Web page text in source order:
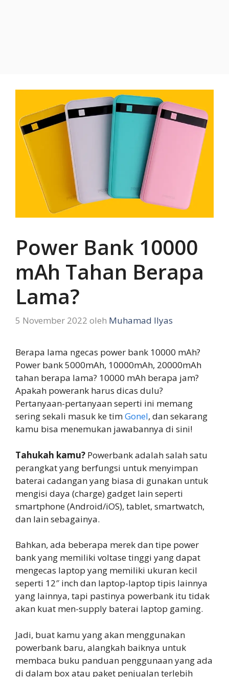
Power Bank 10000
mAh Tahan Berapa
Lama?
5 November 2022 oleh Muhamad Ilyas
Berapa lama ngecas power bank 10000 mAh?
Power bank 5000mAh, 10000mAh, 20000mAh
tahan berapa lama? 10000 mAh berapa jam?
Apakah powerank harus dicas dulu?
Pertanyaan-pertanyaan seperti ini memang
sering sekali masuk ke timGonel, dan sekarang
kamu bisa menemukan jawabannya di sini!
Tahukah kamu? Powerbank adalah salah satu
perangkat yang berfungsi untuk menyimpan
baterai cadangan yang biasa di gunakan untuk
mengisi daya (charge) gadget lain seperti
smartphone (Android/iOS), tablet, smartwatch,
dan lain sebagainya.
Bahkan, ada beberapa merek dan tipe power
bank yang memiliki voltase tinggi yang dapat
mengecas laptop yang memiliki ukuran kecil
seperti 12″ inch dan laptop-laptop tipis lainnya
yang lainnya, tapi pastinya powerbank itu tidak
akan kuat men-supply baterai laptop gaming.
Jadi, buat kamu yang akan menggunakan
powerbank baru, alangkah baiknya untuk
membaca buku panduan penggunaan yang ada
di dalam box atau paket penjualan terlebih